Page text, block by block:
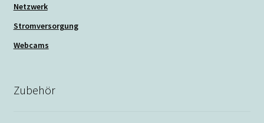
Netzwerk
Stromversorgung
Webcams
Zubehör